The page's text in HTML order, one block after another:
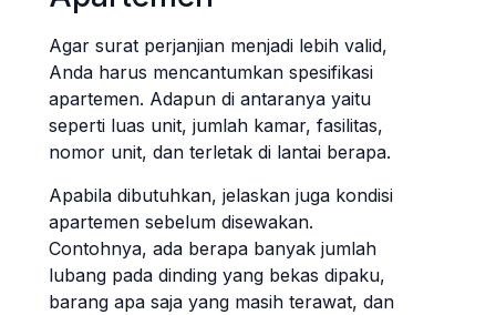
Agar surat perjanjian menjadi lebih valid,
Anda harus mencantumkan spesifikasi
apartemen. Adapun di antaranya yaitu
seperti luas unit, jumlah kamar, fasilitas,
nomor unit, dan terletak di lantai berapa.
Apabila dibutuhkan, jelaskan juga kondisi
apartemen sebelum disewakan.
Contohnya, ada berapa banyak jumlah
lubang pada dinding yang bekas dipaku,
barang apa saja yang masih terawat, dan